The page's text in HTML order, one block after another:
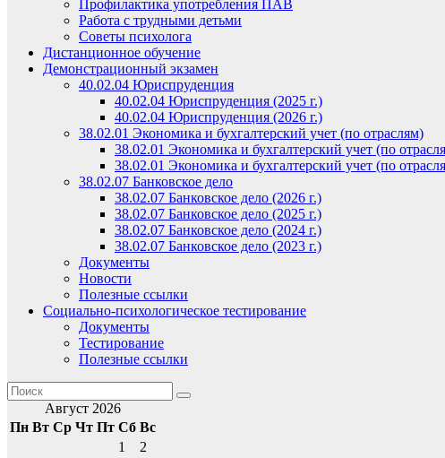
Профилактика употребления ПАВ
Работа с трудными детьми
Советы психолога
Дистанционное обучение
Демонстрационный экзамен
40.02.04 Юриспруденция
40.02.04 Юриспруденция (2025 г.)
40.02.04 Юриспруденция (2026 г.)
38.02.01 Экономика и бухгалтерский учет (по отраслям)
38.02.01 Экономика и бухгалтерский учет (по
38.02.01 Экономика и бухгалтерский учет (по
38.02.07 Банковское дело
38.02.07 Банковское дело (2026 г.)
38.02.07 Банковское дело (2025 г.)
38.02.07 Банковское дело (2024 г.)
38.02.07 Банковское дело (2023 г.)
Документы
Новости
Полезные ссылки
Социально-психологическое тестирование
Документы
Тестирование
Полезные ссылки
Август 2026
Пн Вт Ср Чт Пт Сб Вс
1
2